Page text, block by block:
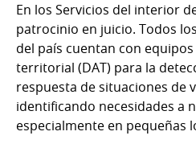
En los Servicios del interior
patrocinio en juicio. Todos
del país cuentan con
territorial (DAT) para la
respuesta de situaciones de
identificando necesidades a
especialmente en pequeñas